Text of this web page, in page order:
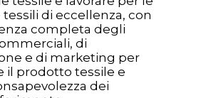
di eccellenza, con
completa degli
di
e di marketing per
il prodotto tessile e
dei